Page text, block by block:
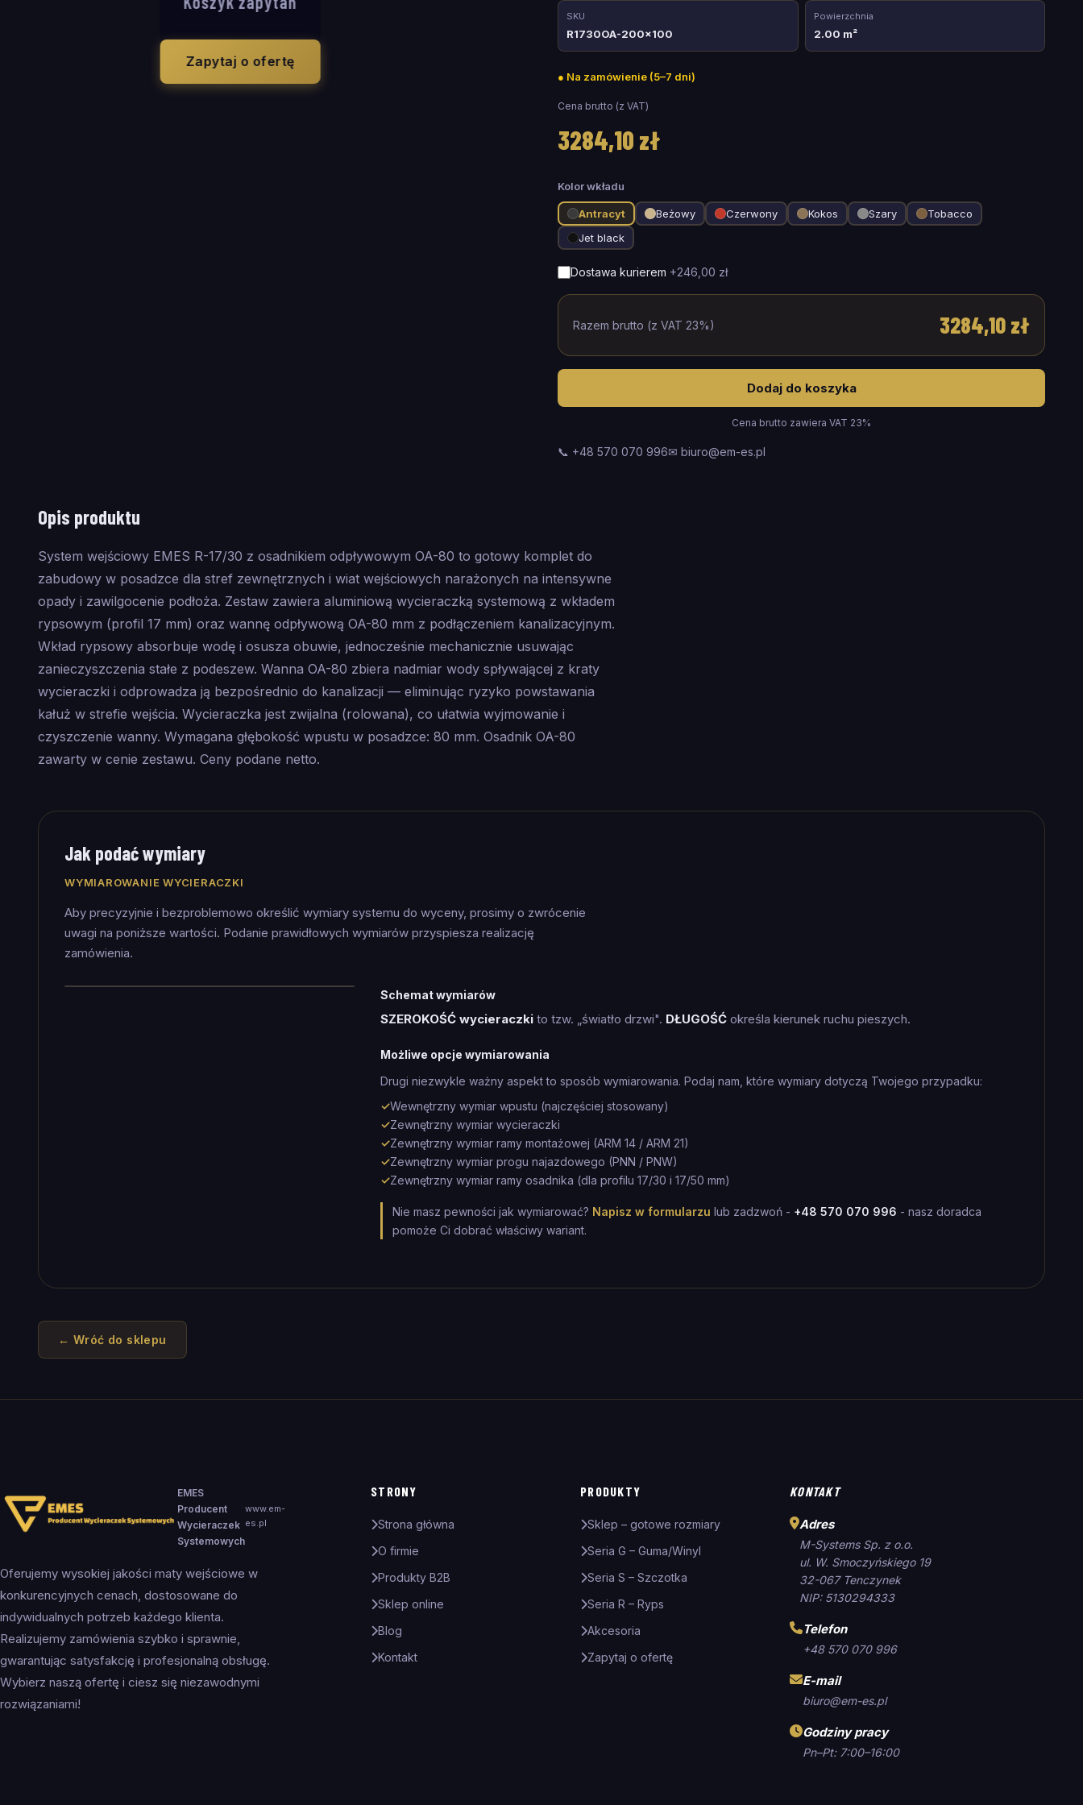
Zapytaj o ofertę
SKU
R1730OA-200x100
Powierzchnia
2.00 m²
● Na zamówienie (5–7 dni)
Cena brutto (z VAT)
3284,10 zł
Kolor wkładu
Antracyt Beżowy Czerwony Kokos Szary
Tobacco
Jet black
Dostawa kurierem +246,00 zł
Razem brutto (z VAT 23%) 3284,10 zł
Dodaj do koszyka
Cena brutto zawiera VAT 23%
📞 +48 570 070 996✉ biuro@em-es.pl
Opis produktu
System wejściowy EMES R-17/30 z osadnikiem odpływowym OA-80 to gotowy komplet do
zabudowy w posadzce dla stref zewnętrznych i wiat wejściowych narażonych na intensywne
opady i zawilgocenie podłoża. Zestaw zawiera aluminiową wycieraczką systemową z wkładem
rypsowym (profil 17 mm) oraz wannę odpływową OA-80 mm z podłączeniem kanalizacyjnym.
Wkład rypsowy absorbuje wodę i osusza obuwie, jednocześnie mechanicznie usuwając
zanieczyszczenia stałe z podeszew. Wanna OA-80 zbiera nadmiar wody spływającej z kraty
wycieraczki i odprowadza ją bezpośrednio do kanalizacji — eliminując ryzyko powstawania
kałuż w strefie wejścia. Wycieraczka jest zwijalna (rolowana), co ułatwia wyjmowanie i
czyszczenie wanny. Wymagana głębokość wpustu w posadzce: 80 mm. Osadnik OA-80
zawarty w cenie zestawu. Ceny podane netto.
Jak podać wymiary
WYMIAROWANIE WYCIERACZKI
Aby precyzyjnie i bezproblemowo określić wymiary systemu do wyceny, prosimy o zwrócenie
uwagi na poniższe wartości. Podanie prawidłowych wymiarów przyspiesza realizację
zamówienia.
Schemat wymiarów
SZEROKOŚĆ wycieraczki to tzw. „światło drzwi". DŁUGOŚĆ określa kierunek ruchu pieszych.
Możliwe opcje wymiarowania
Drugi niezwykle ważny aspekt to sposób wymiarowania. Podaj nam, które wymiary dotyczą Twojego przypadku:
✓Wewnętrzny wymiar wpustu (najczęściej stosowany)
✓Zewnętrzny wymiar wycieraczki
✓Zewnętrzny wymiar ramy montażowej (ARM 14 / ARM 21)
✓Zewnętrzny wymiar progu najazdowego (PNN / PNW)
✓Zewnętrzny wymiar ramy osadnika (dla profilu 17/30 i 17/50 mm)
Nie masz pewności jak wymiarować? Napisz w formularzu lub zadzwoń - +48 570 070 996 - nasz doradca
pomoże Ci dobrać właściwy wariant.
← Wróć do sklepu
EMES
Producent
Wycieraczek
Systemowych
www.em-
es.pl
Oferujemy wysokiej jakości maty wejściowe w
konkurencyjnych cenach, dostosowane do
indywidualnych potrzeb każdego klienta.
Realizujemy zamówienia szybko i sprawnie,
gwarantując satysfakcję i profesjonalną obsługę.
Wybierz naszą ofertę i ciesz się niezawodnymi
rozwiązaniami!
STRONY
Strona główna
O firmie
Produkty B2B
Sklep online
Blog
Kontakt
PRODUKTY
Sklep – gotowe rozmiary
Seria G – Guma/Winyl
Seria S – Szczotka
Seria R – Ryps
Akcesoria
Zapytaj o ofertę
KONTAKT
Adres
M-Systems Sp. z o.o.
ul. W. Smoczyńskiego 19
32-067 Tenczynek
NIP: 5130294333
Telefon
+48 570 070 996
E-mail
biuro@em-es.pl
Godziny pracy
Pn–Pt: 7:00–16:00